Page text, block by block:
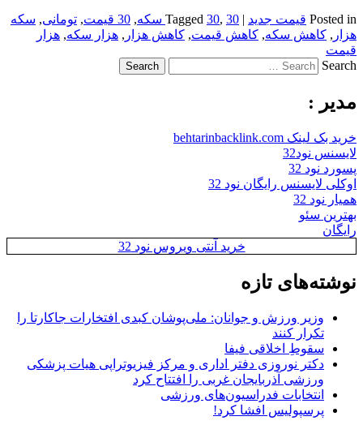
Posted in قیمت جدید |
Tagged 30, 30 سکه , 30 قیمت , تومانی, سکه
هزار , کاهش سکه, کاهش قیمت, کاهش هزار , هزار سکه, هزار
قیمت
Search
مدیر :
خرید بک لینک behtarinbacklink.com
لایسنس نود32
پسورد نود 32
اوکلی لایسنس رایگان نود 32
همیار نود 32
بهترین سئو
رایگان
خرید آنتی ویروس نود 32
نوشته‌های تازه
وزیر ورزش و جوانان: ملی‌پوشان کبدی افتخارات جاکارتا را
تکرار کنند
سقوطِ اخلاقی فیفا
دکتر نوروزی دفتر اداری و مرکز فیزیوتراپی هیات پزشکی
ورزشی آذربایجان غربی را افتتاح کرد
انتخابات فدراسیون‌های ورزشی
پرسپولیس افشا کرد!